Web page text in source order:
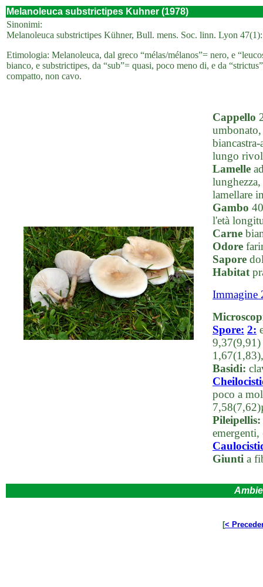
Melanoleuca substrictipes Kuhner (1978)
Sinonimi:
Melanoleuca substrictipes Kühner, Bull. mens. Soc. linn. Lyon
Etimologia: Melanoleuca, dal greco “mélas/mélanos”= nero, e
bianco, e substrictipes, da “sub”= quasi, poco meno di, e da
compatto, non cavo.
Cappello
umbonato,
lungo
Lamelle
lamellare
Gambo
l'età
Carne
Odore
Sapore
Habitat
Immagine
Spore: 2:
Basidi:
poco a
Pileipellis:
Giunti a
[<